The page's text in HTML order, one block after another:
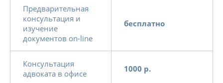
Предварительная
консультация и
изучение
документов on-line
бесплатно
Консультация
адвоката в офисе
1000 р.